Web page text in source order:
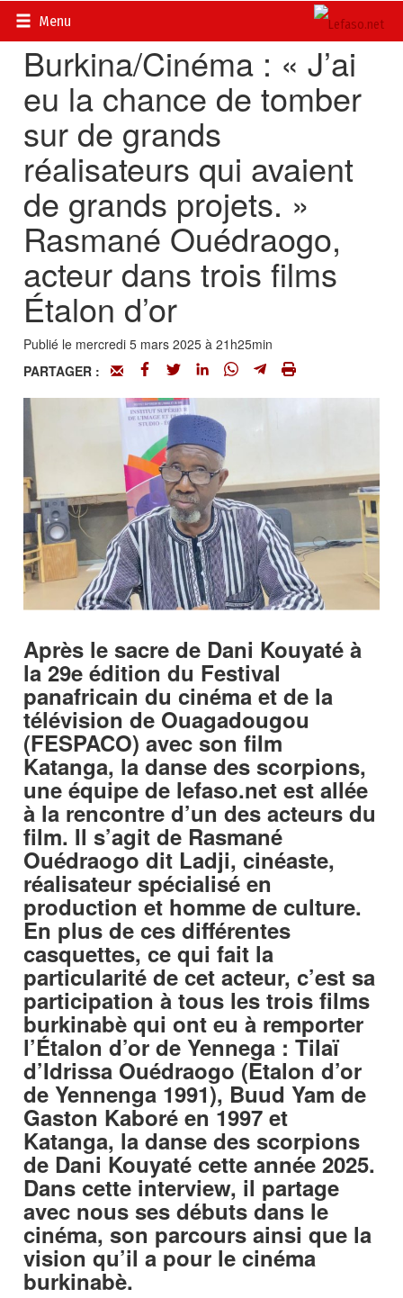
Menu
Accueil> FESPACO 2025
Burkina/Cinéma : « J’ai
eu la chance de tomber
sur de grands
réalisateurs qui avaient
de grands projets. »
Rasmané Ouédraogo,
acteur dans trois films
Étalon d’or
Publié le mercredi 5 mars 2025 à 21h25min
PARTAGER :
Après le sacre de Dani Kouyaté à
la 29e édition du Festival
panafricain du cinéma et de la
télévision de Ouagadougou
(FESPACO) avec son film
Katanga, la danse des scorpions,
une équipe de lefaso.net est allée
à la rencontre d’un des acteurs du
film. Il s’agit de Rasmané
Ouédraogo dit Ladji, cinéaste,
réalisateur spécialisé en
production et homme de culture.
En plus de ces différentes
casquettes, ce qui fait la
particularité de cet acteur, c’est sa
participation à tous les trois films
burkinabè qui ont eu à remporter
l’Étalon d’or de Yennega : Tilaï
d’Idrissa Ouédraogo (Etalon d’or
de Yennenga 1991), Buud Yam de
Gaston Kaboré en 1997 et
Katanga, la danse des scorpions
de Dani Kouyaté cette année 2025.
Dans cette interview, il partage
avec nous ses débuts dans le
cinéma, son parcours ainsi que la
vision qu’il a pour le cinéma
burkinabè.